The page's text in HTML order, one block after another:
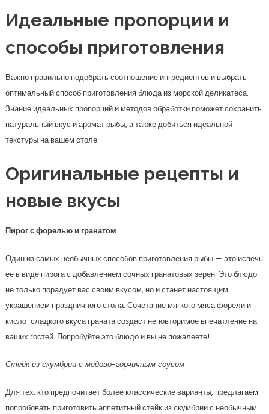
Идеальные пропорции и
способы приготовления
Важно правильно подобрать соотношение ингредиентов и выбрать
оптимальный способ приготовления блюда из морской деликатеса.
Знание идеальных пропорций и методов обработки поможет сохранить
натуральный вкус и аромат рыбы, а также добиться идеальной
текстуры на вашем столе.
Оригинальные рецепты и
новые вкусы
Пирог с форелью и гранатом
Один из самых необычных способов приготовления рыбы — это испечь
ее в виде пирога с добавлением сочных гранатовых зерен. Это блюдо
не только порадует вас своим вкусом, но и станет настоящим
украшением праздничного стола. Сочетание мягкого мяса форели и
кисло-сладкого вкуса граната создаст неповторимое впечатление на
ваших гостей. Попробуйте это блюдо и вы не пожалеете!
Стейк из скумбрии с медово-горчичным соусом
Для тех, кто предпочитает более классические варианты, предлагаем
попробовать приготовить аппетитный стейк из скумбрии с необычным